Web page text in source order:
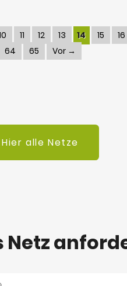
11 12 13 14 15
16
64
65 Vor →
Hier alle Netze
Netz